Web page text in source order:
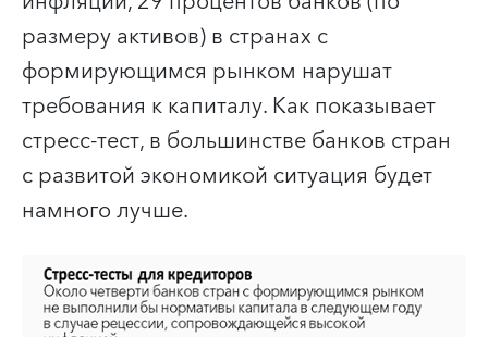
размеру активов) в странах с
формирующимся рынком нарушат
требования к капиталу. Как показывает
стресс-тест, в большинстве банков стран
с развитой экономикой ситуация будет
намного лучше.